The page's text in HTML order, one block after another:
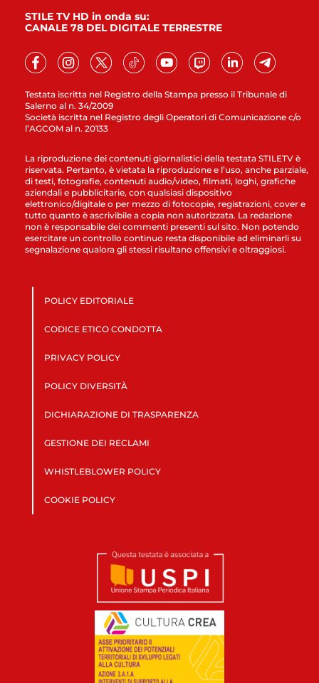
Testata iscritta nel Registro della Stampa presso il Tribunale di
Salerno al n. 34/2009
Società iscritta nel Registro degli Operatori di Comunicazione c/o
l’AGCOM al n. 20133
STILE TV HD in onda su:
CANALE 78 DEL DIGITALE TERRESTRE
La riproduzione dei contenuti giornalistici della testata STILETV è
riservata. Pertanto, è vietata la riproduzione e l’uso, anche parziale,
di testi, fotografie, contenuti audio/video, filmati, loghi, grafiche
aziendali e pubblicitarie, con qualsiasi dispositivo
elettronico/digitale o per mezzo di fotocopie, registrazioni, cover e
tutto quanto è ascrivibile a copia non autorizzata. La redazione
non è responsabile dei commenti presenti sul sito. Non potendo
esercitare un controllo continuo resta disponibile ad eliminarli su
segnalazione qualora gli stessi risultano offensivi e oltraggiosi.
POLICY EDITORIALE
CODICE ETICO CONDOTTA
PRIVACY POLICY
POLICY DIVERSITÀ
DICHIARAZIONE DI TRASPARENZA
GESTIONE DEI RECLAMI
WHISTLEBLOWER POLICY
COOKIE POLICY